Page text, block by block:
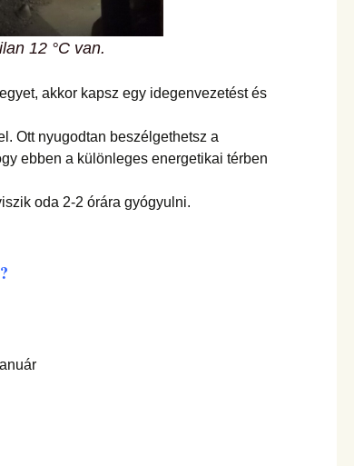
12 °C van.
akkor kapsz egy idegenvezetést és
Ott nyugodtan beszélgethetsz a
ebben a különleges energetikai térben
oda 2-2 órára gyógyulni.